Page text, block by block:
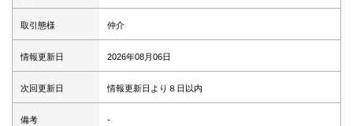
取引態様 仲介
情報更新日 2026年08月06日
次回更新日 情報更新日より８日以内
備考 -